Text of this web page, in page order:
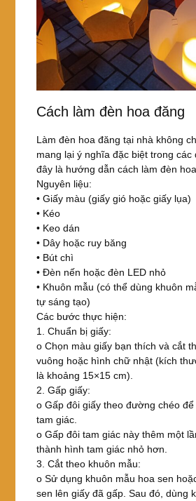
Cách làm đèn hoa đăng
Làm đèn hoa đăng tại nhà không
mang lại ý nghĩa đặc biệt trong các
đây là hướng dẫn cách làm đèn
Nguyên liệu:
• Giấy màu (giấy gió hoặc giấy lụa)
• Kéo
• Keo dán
• Dây hoặc ruy băng
• Bút chì
• Đèn nến hoặc đèn LED nhỏ
• Khuôn mẫu (có thể dùng khuôn
tự sáng tạo)
Các bước thực hiện:
1. Chuẩn bị giấy:
o Chọn màu giấy bạn thích và cắt
vuông hoặc hình chữ nhật (kích
là khoảng 15×15 cm).
2. Gấp giấy:
o Gấp đôi giấy theo đường chéo
tam giác.
o Gấp đôi tam giác này thêm một
thành hình tam giác nhỏ hơn.
3. Cắt theo khuôn mẫu:
o Sử dụng khuôn mẫu hoa sen
sen lên giấy đã gấp. Sau đó, dùng